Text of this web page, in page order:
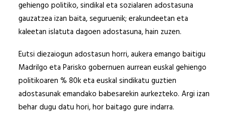
gehiengo politiko, sindikal eta sozialaren adostasuna
gauzatzea izan baita, seguruenik; erakundeetan eta
kaleetan islatuta dagoen adostasuna, hain zuzen.
Eutsi diezaiogun adostasun horri, aukera emango baitigu
Madrilgo eta Parisko gobernuen aurrean euskal gehiengo
politikoaren % 80k eta euskal sindikatu guztien
adostasunak emandako babesarekin aurkezteko. Argi izan
behar dugu datu hori, hor baitago gure indarra.